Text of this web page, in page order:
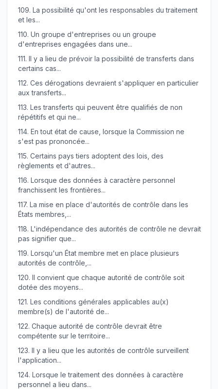
109. La possibilité qu'ont les responsables du traitement
et les...
110. Un groupe d'entreprises ou un groupe
d'entreprises engagées dans une...
111. Il y a lieu de prévoir la possibilité de transferts dans
certains cas...
112. Ces dérogations devraient s'appliquer en particulier
aux transferts...
113. Les transferts qui peuvent être qualifiés de non
répétitifs et qui ne...
114. En tout état de cause, lorsque la Commission ne
s'est pas prononcée...
115. Certains pays tiers adoptent des lois, des
règlements et d'autres...
116. Lorsque des données à caractère personnel
franchissent les frontières...
117. La mise en place d'autorités de contrôle dans les
États membres,...
118. L'indépendance des autorités de contrôle ne devrait
pas signifier que...
119. Lorsqu'un État membre met en place plusieurs
autorités de contrôle,...
120. Il convient que chaque autorité de contrôle soit
dotée des moyens...
121. Les conditions générales applicables au(x)
membre(s) de l'autorité de...
122. Chaque autorité de contrôle devrait être
compétente sur le territoire...
123. Il y a lieu que les autorités de contrôle surveillent
l'application...
124. Lorsque le traitement des données à caractère
personnel a lieu dans...